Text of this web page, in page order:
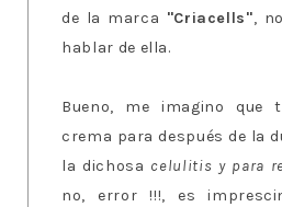
de la marca "Criacells",
hablar de ella.
Bueno, me imagino que
crema para después de la
la dichosa celulitis y para
no, error !!!, es